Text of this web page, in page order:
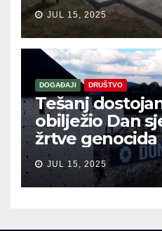
JUL 15, 2025
DOGAĐAJI DRUŠTVO
Tešanj
obilježio Dan
žrtve genocida
JUL 15, 2025